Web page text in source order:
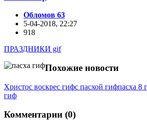
Обломов 63
5-04-2018, 22:27
918
ПРАЗДНИКИ gif
Похожие новости
Христос воскрес гифс пасхой гифпасха 8
гиф
Комментарии (0)